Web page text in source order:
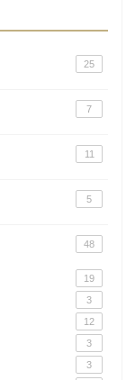
25
7
11
5
48
19
3
12
3
3